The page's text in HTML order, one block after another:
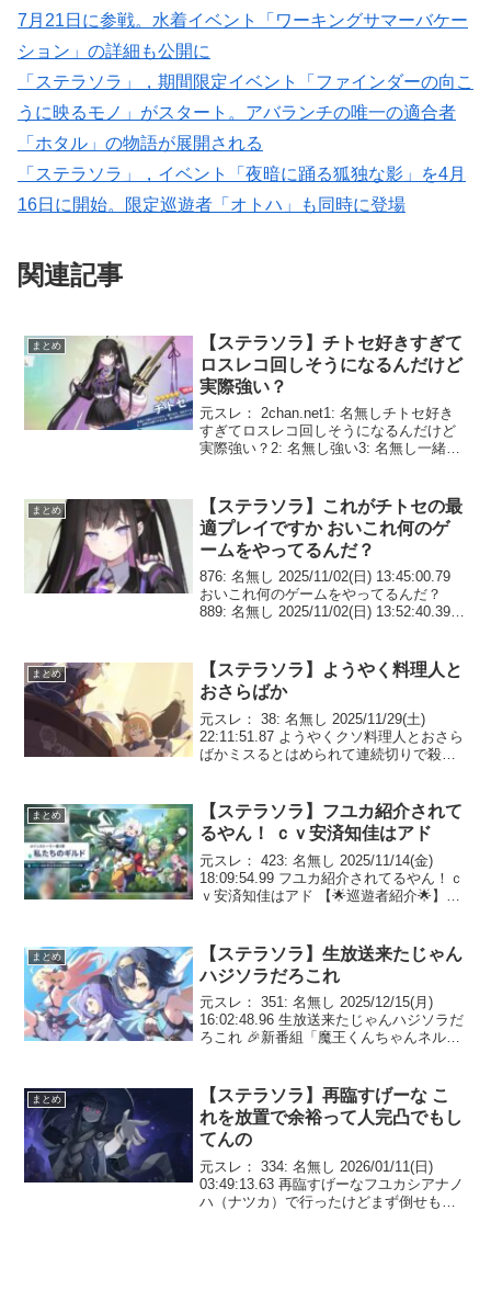
7月21日に参戦。水着イベント「ワーキングサマーバケー
ション」の詳細も公開に
「ステラソラ」，期間限定イベント「ファインダーの向こ
うに映るモノ」がスタート。アバランチの唯一の適合者
「ホタル」の物語が展開される
「ステラソラ」，イベント「夜暗に踊る狐独な影」を4月
16日に開始。限定巡遊者「オトハ」も同時に登場
関連記事
まとめ
【ステラソラ】チトセ好きすぎて
ロスレコ回しそうになるんだけど
実際強い？
元スレ： 2chan.net1: 名無しチトセ好き
すぎてロスレコ回しそうになるんだけど
実際強い？2: 名無し強い3: 名無し一緒に
も設定できちまうんだ5: 名無しメ...
まとめ
【ステラソラ】これがチトセの最
適プレイですか おいこれ何のゲ
ームをやってるんだ？
876: 名無し 2025/11/02(日) 13:45:00.79
おいこれ何のゲームをやってるんだ？
889: 名無し 2025/11/02(日) 13:52:40.39
まとめ
【ステラソラ】ようやく料理人と
おさらばか
元スレ： 38: 名無し 2025/11/29(土)
22:11:51.87 ようやくクソ料理人とおさら
ばかミスるとはめられて連続切りで殺し
まとめ
【ステラソラ】フユカ紹介されて
るやん！ ｃｖ安済知佳はアド
元スレ： 423: 名無し 2025/11/14(金)
18:09:54.99 フユカ紹介されてるやん！ｃ
ｖ安済知佳はアド 【🌟巡遊者紹介🌟】
ら声をかけられないよう、い...
まとめ
【ステラソラ】生放送来たじゃん
ハジソラだろこれ
元スレ： 351: 名無し 2025/12/15(月)
16:02:48.96 生放送来たじゃんハジソラだ
ろこれ 🎉新番組「魔王くんちゃんネル」
放送決定！放...
まとめ
【ステラソラ】再臨すげーな こ
れを放置で余裕って人完凸でもし
てんの
元スレ： 334: 名無し 2026/01/11(日)
03:49:13.63 再臨すげーなフユカシアナノ
ハ（ナツカ）で行ったけどまず倒せもせ